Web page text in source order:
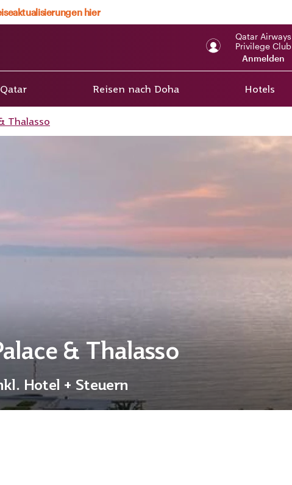
hier
Qatar Airways
Privilege Club
Anmelden
Reisen nach Doha Hotels
Thalasso
& Thalasso
Hotel + Steuern